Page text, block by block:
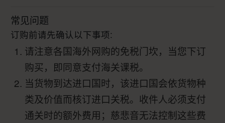
常见问题
订购前请先确认以下事项:
请注意各国海外网购的免税门坎，当您下订
购买，即同意支付海关课税。
当货物到达进口国时，该进口国会依货物种
类及价值而核订进口关税。收件人必须支付
通关时的额外费用；慈悲音无法控制这些费